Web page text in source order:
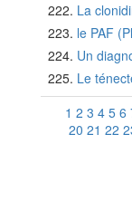
La
le PAF
Un
Le
1 2 3 4 5 6
20 21 22